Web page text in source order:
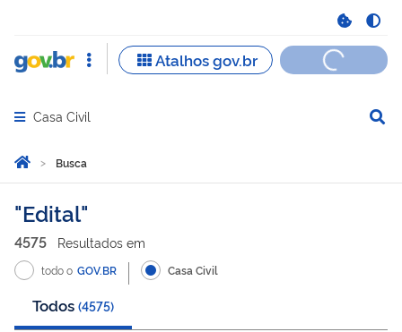
Abrir menu principal de navegação
Casa Civil
Você está aqui:
Página Inicial
Busca
Busca
Edital
4575 Resultados em
todo o GOV.BR Casa Civil
Todos (4575)